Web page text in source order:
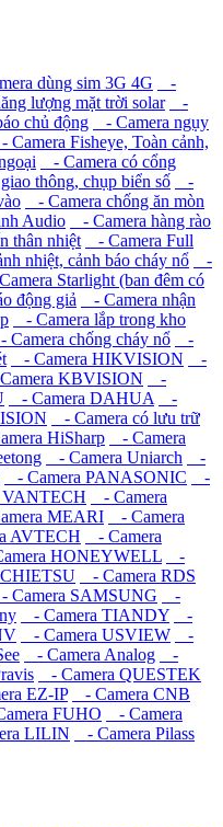
dùng sim 3G 4G
-
lượng mặt trời solar
-
chủ động
- Camera ngụy
Camera Fisheye, Toàn cảnh,
- Camera có cổng
thông, chụp biển số
-
- Camera chống ăn mòn
Audio
- Camera hàng rào
thân nhiệt
- Camera Full
nhiệt, cảnh báo cháy nổ
-
Starlight (ban đêm có
động giả
- Camera nhận
- Camera lắp trong kho
Camera chống cháy nổ
-
- Camera HIKVISION
-
KBVISION
-
- Camera DAHUA
-
- Camera có lưu trữ
HiSharp
- Camera
- Camera Uniarch
-
- Camera PANASONIC
-
VANTECH
- Camera
MEARI
- Camera
AVTECH
- Camera
HONEYWELL
-
- Camera RDS
Camera SAMSUNG
-
- Camera TIANDY
-
- Camera USVIEW
-
- Camera Analog
-
- Camera QUESTEK
EZ-IP
- Camera CNB
FUHO
- Camera
LILIN
- Camera Pilass